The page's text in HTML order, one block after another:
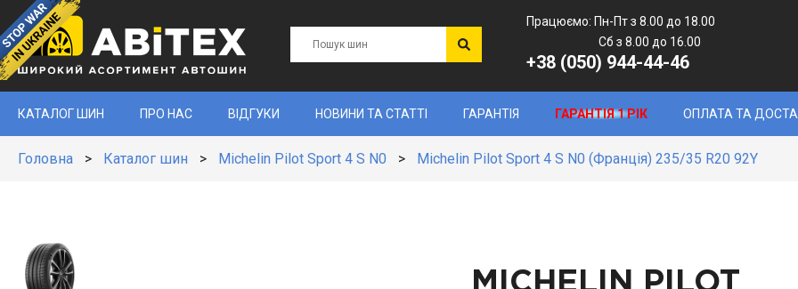
Працюємо: Пн-Пт з 8.00 до 18.00
Сб з 8.00 до 16.00
+38 (050) 944-44-46
КАТАЛОГ ШИН ПРО НАС ВІДГУКИ НОВИНИ ТА СТАТТІ ГАРАНТІЯ ГАРАНТІЯ 1 РІК ОПЛАТА ТА
Головна > Каталог шин > Michelin Pilot Sport 4 S N0 > Michelin Pilot Sport 4 S N0 (Франція) 235/35 R20 92Y